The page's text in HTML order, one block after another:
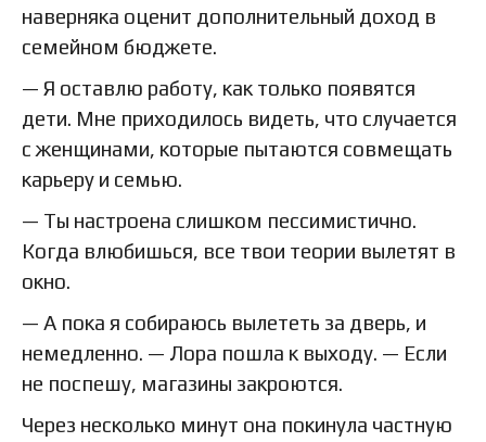
наверняка оценит дополнительный доход в
семейном бюджете.
— Я оставлю работу, как только появятся
дети. Мне приходилось видеть, что случается
с женщинами, которые пытаются совмещать
карьеру и семью.
— Ты настроена слишком пессимистично.
Когда влюбишься, все твои теории вылетят в
окно.
— А пока я собираюсь вылететь за дверь, и
немедленно. — Лора пошла к выходу. — Если
не поспешу, магазины закроются.
Через несколько минут она покинула частную